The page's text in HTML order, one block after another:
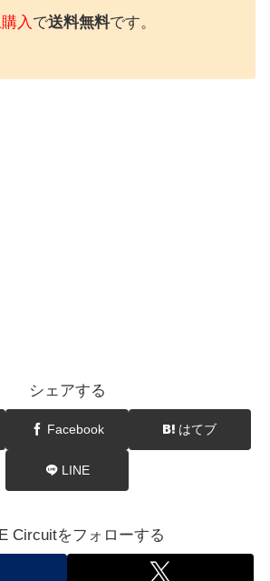
入 で送料無料です。
シェアする
Facebook はてブ
LINE
Circuitをフォローする